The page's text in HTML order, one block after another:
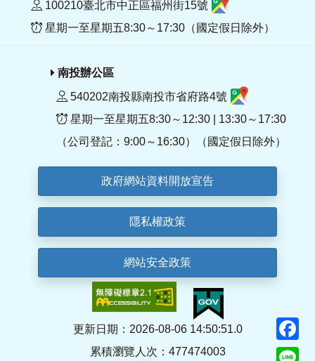
100210臺北市中正區福州街15號
星期一至星期五8:30～17:30（國定假日除外）
南投辦公區
540202南投縣南投市省府路4號
星期一至星期五8:30～12:30 | 13:30～17:30
（公司登記：9:00～16:30）（國定假日除外）
政府網站資料開放宣告
隱私權政策
網站安全政策
更新日期：2026-08-06 14:50:51.0
累積瀏覽人次：477474003